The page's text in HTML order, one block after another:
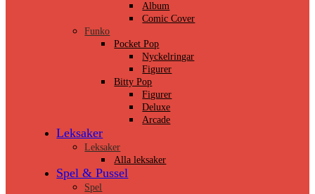
Album
Comic Cover
Funko
Pocket Pop
Nyckelringar
Figurer
Bitty Pop
Figurer
Deluxe
Arcade
Leksaker
Leksaker
Alla leksaker
Spel & Pussel
Spel